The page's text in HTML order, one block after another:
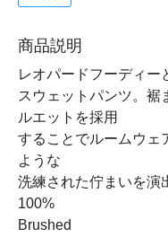
商品説明
レオパードフーディー
スウェットパンツ。裾
ルエットを採用
することでルームウェ
ような
洗練された佇まいを演
100%
Brushed